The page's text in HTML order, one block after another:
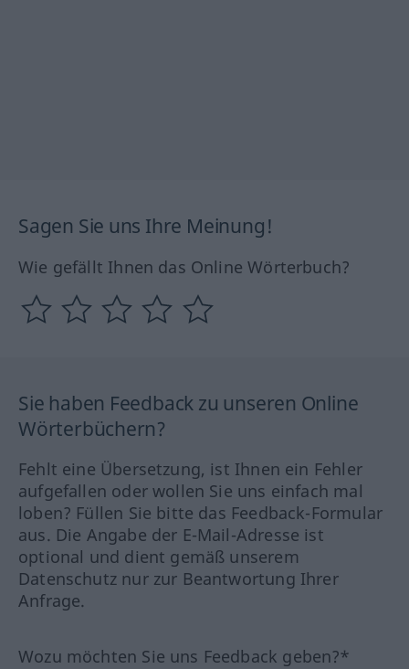
Sagen Sie uns Ihre Meinung!
Wie gefällt Ihnen das Online Wörterbuch?
Sie haben Feedback zu unseren Online
Wörterbüchern?
Fehlt eine Übersetzung, ist Ihnen ein Fehler
aufgefallen oder wollen Sie uns einfach mal
loben? Füllen Sie bitte das Feedback-Formular
aus. Die Angabe der E-Mail-Adresse ist
optional und dient gemäß unserem
Datenschutz nur zur Beantwortung Ihrer
Anfrage.
Wozu möchten Sie uns Feedback geben?*